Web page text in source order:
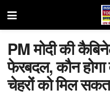
PM मोदी की
फेरबदल, कौन
चेहरों को मिल